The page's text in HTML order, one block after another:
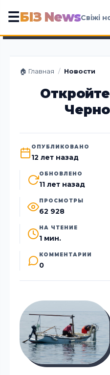
☰БІЗ NewsСвіжі
🏠 Главная / Новости
ОПУБЛИКОВАНО
12 лет назад
ОБНОВЛЕНО
11 лет назад
ПРОСМОТРЫ
62 928
НА ЧТЕНИЕ
1 мин.
КОММЕНТАРИИ
0